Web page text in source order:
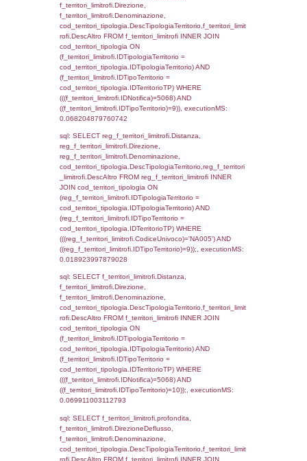
0.068614959716797
sql: SELECT f_territori_limitrofi.Distanza,
f_territori_limitrofi.Direzione,
f_territori_limitrofi.Denominazione,
f_territori_limitrofi.DescAltro FROM
JOIN cod_territori_tipologia ON
cod_territori_tipologia.IDTipologiaTerritorio)
(f_territori_limitrofi.IDTipoTerritorio =
cod_territori_tipologia.IDTerritorioTP)
(((f_territori_limitrofi.IDNotifica)=5068) AND
((f_territori_limitrofi.IDTipoTerritorio)=3)),
0.069681882858276
sql: SELECT f_territori_limitrofi.Distanza,
f_territori_limitrofi.Denominazione,
rofi.DescAltro FROM f_territori_limitrofi
cod_territori_tipologia ON
(f_territori_limitrofi.IDTipologiaTerritorio =
cod_territori_tipologia.IDTipologiaTerritorio)
(f_territori_limitrofi.IDTipoTerritorio =
cod_territori_tipologia.IDTerritorioTP)
((f_territori_limitrofi.IDTipoTerritorio)=4)),
0.071480989456177